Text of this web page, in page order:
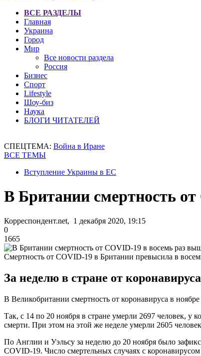
ВСЕ РАЗДЕЛЫ
Главная
Украина
Город
Мир
Все новости раздела
Россия
Бизнес
Спорт
Lifestyle
Шоу-биз
Наука
БЛОГИ ЧИТАТЕЛЕЙ
СПЕЦТЕМА: Война в Иране
ВСЕ ТЕМЫ
Вступление Украины в ЕС
В Британии смертность
Корреспондент.net, 1 декабря 2020, 19:15
0
1665
Смертность от COVID-19 в Британии превысила в
За неделю в стране от
В Великобритании смертность от коронавируса в
Так, с 14 по 20 ноября в стране умерли 2697 человек, у
смерти. При этом на этой же неделе умерли 2605
По Англии и Уэльсу за неделю до 20 ноября было
COVID-19. Число смертельных случаях с